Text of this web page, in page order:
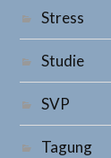
Stress
Studie
SVP
Tagung